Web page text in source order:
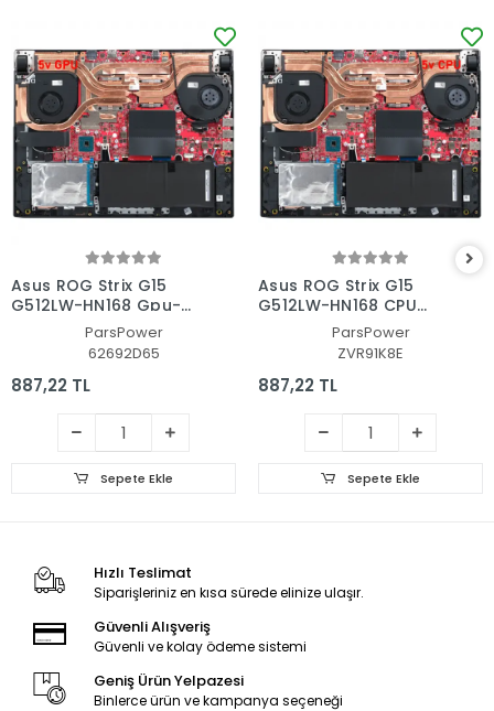
Asus ROG Strix G15
G512LW-HN168 Gpu-
Vga Fan - Ekran Kartı
ParsPower
62692D65
887,22 TL
Sepete Ekle
Asus ROG Strix G15
G512LW-HN168 CPU
Fan - İşlemci Fanı
ParsPower
ZVR91K8E
887,22 TL
Sepete Ekle
Hızlı Teslimat
Siparişleriniz en kısa sürede elinize ulaşır.
Güvenli Alışveriş
Güvenli ve kolay ödeme sistemi
Geniş Ürün Yelpazesi
Binlerce ürün ve kampanya seçeneği